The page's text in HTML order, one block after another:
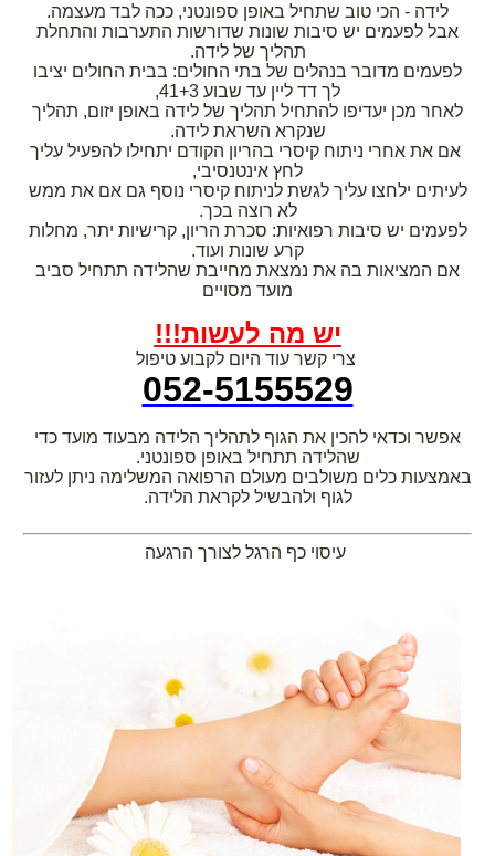
לידה - הכי טוב שתחיל באופן ספונטני, ככה לבד מעצמה.
אבל לפעמים יש סיבות שונות שדורשות התערבות והתחלת
תהליך של לידה.
לפעמים מדובר בנהלים של בתי החולים: בבית החולים יציבו
לך דד ליין עד שבוע 41+3,
לאחר מכן יעדיפו להתחיל תהליך של לידה באופן יזום, תהליך
שנקרא השראת לידה.
אם את אחרי ניתוח קיסרי בהריון הקודם יתחילו להפעיל עליך
לחץ אינטנסיבי,
לעיתים ילחצו עליך לגשת לניתוח קיסרי נוסף גם אם את ממש
לא רוצה בכך.
לפעמים יש סיבות רפואיות: סכרת הריון, קרישיות יתר, מחלות
קרע שונות ועוד.
אם המציאות בה את נמצאת מחייבת שהלידה תתחיל סביב
מועד מסויים
יש מה לעשות!!!
צרי קשר עוד היום לקבוע טיפול
052-5155529
אפשר וכדאי להכין את הגוף לתהליך הלידה מבעוד מועד כדי
שהלידה תתחיל באופן ספונטני.
באמצעות כלים משולבים מעולם הרפואה המשלימה ניתן לעזור
לגוף ולהבשיל לקראת הלידה.
עיסוי כף הרגל לצורך הרגעה